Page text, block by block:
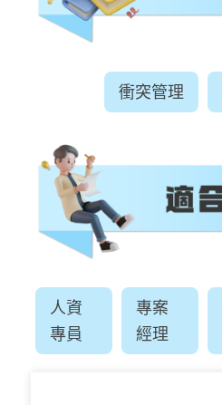
衝突管理
人資
專員
專案
經理